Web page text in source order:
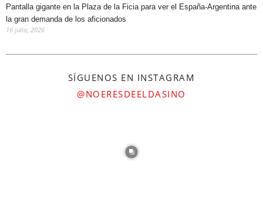
Pantalla gigante en la Plaza de la Ficia para ver el España-Argentina ante
la gran demanda de los aficionados
16 julio, 2026
SÍGUENOS EN INSTAGRAM
@NOERESDEELDASINO